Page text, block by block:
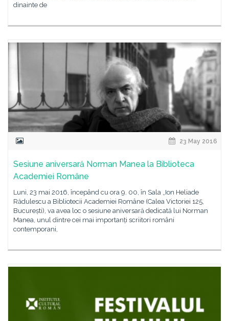
dinainte de
23 May 2016
Sesiune aniversară Norman Manea la Biblioteca
Academiei Române
Luni, 23 mai 2016, începând cu ora 9. 00, în Sala „Ion Heliade
Rădulescu a Bibliotecii Academiei Române (Calea Victoriei 125,
București), va avea loc o sesiune aniversară dedicată lui Norman
Manea, unul dintre cei mai importanți scriitori români
contemporani,